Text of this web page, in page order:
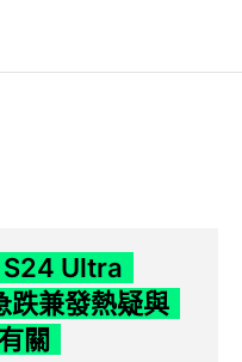
Ultra
跌兼發熱疑與
關